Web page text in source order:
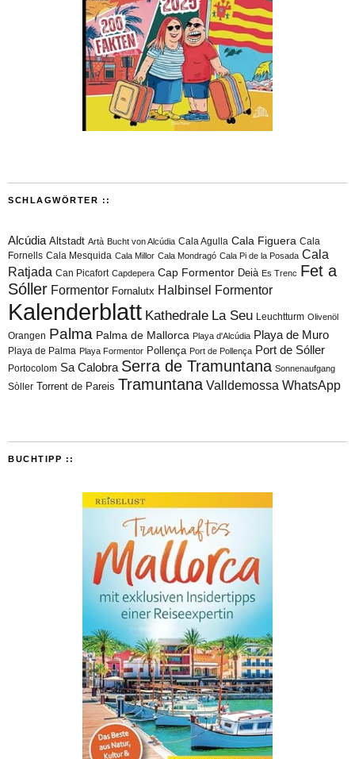
SCHLAGWÖRTER ::
Alcúdia Altstadt Artà Bucht von Alcúdia Cala Agulla Cala Figuera Cala
Fornells Cala Mesquida Cala Millor Cala Mondragó Cala Pi de la Posada Cala
Ratjada Can Picafort Capdepera Cap Formentor Deià Es Trenc Fet a
Sóller Formentor Fornalutx Halbinsel Formentor
Kalenderblatt Kathedrale La Seu Leuchtturm Olivenöl
Orangen Palma Palma de Mallorca Playa d'Alcúdia Playa de Muro
Playa de Palma Playa Formentor Pollença Port de Pollença Port de Sóller
Portocolom Sa Calobra Serra de Tramuntana Sonnenaufgang
Sòller Torrent de Pareis Tramuntana Valldemossa WhatsApp
BUCHTIPP ::